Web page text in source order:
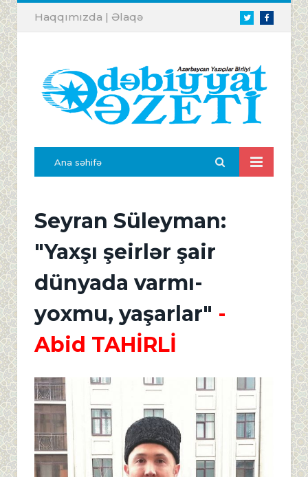
TwitterFacebook
Haqqımızda | Əlaqə
Ana səhifə
Seyran Süleyman:
"Yaxşı şeirlər şair
dünyada varmı-
yoxmu, yaşarlar" -
Abid TAHİRLİ